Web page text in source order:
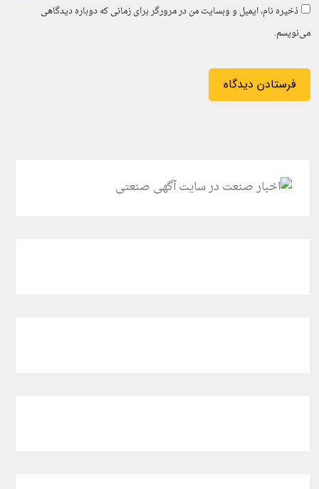
ذخیره نام، ایمیل و وبسایت من در مرورگر برای زمانی که دوباره دیدگاهی
می‌نویسم.